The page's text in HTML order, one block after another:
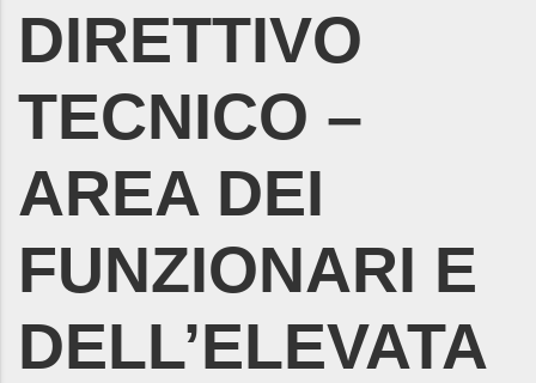
DIRETTIVO
TECNICO –
AREA DEI
FUNZIONARI E
DELL’ELEVATA